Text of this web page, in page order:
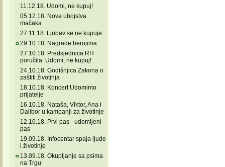
11.12.18. Udomi, ne kupuj!
05.12.18. Nova ubojstva
mačaka
27.11.18. Ljubav se ne kupuje
29.10.18. Nagrade herojima
27.10.18. Predsjednica RH
poručila: Udomi, ne kupuj!
24.10.18. Godišnjica Zakona o
zaštiti životinja
18.10.18. Koncert Udomimo
prijatelje
16.10.18. Nataša, Viktor, Ana i
Dalibor u kampanji za životinje
12.10.18. Prvi pas - udomljeni
pas
19.09.18. Infocentar spaja ljude
i životinje
13.09.18. Okupljanje sa psima
na Trgu